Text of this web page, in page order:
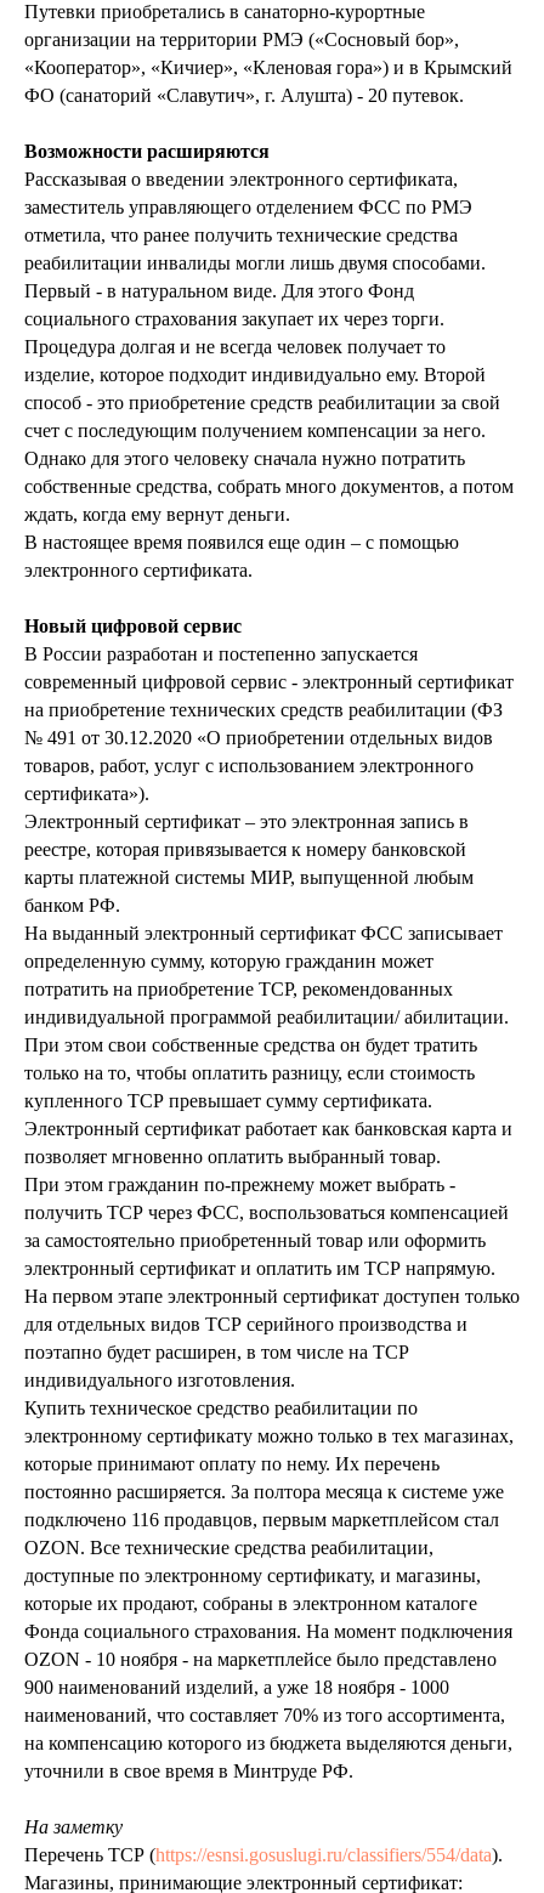
Путевки приобретались в санаторно-курортные
организации на территории РМЭ («Сосновый бор»,
«Кооператор», «Кичиер», «Кленовая гора») и в Крымский
ФО (санаторий «Славутич», г. Алушта) - 20 путевок.
Возможности расширяются
Рассказывая о введении электронного сертификата,
заместитель управляющего отделением ФСС по РМЭ
отметила, что ранее получить технические средства
реабилитации инвалиды могли лишь двумя способами.
Первый - в натуральном виде. Для этого Фонд
социального страхования закупает их через торги.
Процедура долгая и не всегда человек получает то
изделие, которое подходит индивидуально ему. Второй
способ - это приобретение средств реабилитации за свой
счет с последующим получением компенсации за него.
Однако для этого человеку сначала нужно потратить
собственные средства, собрать много документов, а потом
ждать, когда ему вернут деньги.
В настоящее время появился еще один – с помощью
электронного сертификата.
Новый цифровой сервис
В России разработан и постепенно запускается
современный цифровой сервис - электронный сертификат
на приобретение технических средств реабилитации (ФЗ
№ 491 от 30.12.2020 «О приобретении отдельных видов
товаров, работ, услуг с использованием электронного
сертификата»).
Электронный сертификат – это электронная запись в
реестре, которая привязывается к номеру банковской
карты платежной системы МИР, выпущенной любым
банком РФ.
На выданный электронный сертификат ФСС записывает
определенную сумму, которую гражданин может
потратить на приобретение ТСР, рекомендованных
индивидуальной программой реабилитации/ абилитации.
При этом свои собственные средства он будет тратить
только на то, чтобы оплатить разницу, если стоимость
купленного ТСР превышает сумму сертификата.
Электронный сертификат работает как банковская карта и
позволяет мгновенно оплатить выбранный товар.
При этом гражданин по-прежнему может выбрать -
получить ТСР через ФСС, воспользоваться компенсацией
за самостоятельно приобретенный товар или оформить
электронный сертификат и оплатить им ТСР напрямую.
На первом этапе электронный сертификат доступен только
для отдельных видов ТСР серийного производства и
поэтапно будет расширен, в том числе на ТСР
индивидуального изготовления.
Купить техническое средство реабилитации по
электронному сертификату можно только в тех магазинах,
которые принимают оплату по нему. Их перечень
постоянно расширяется. За полтора месяца к системе уже
подключено 116 продавцов, первым маркетплейсом стал
OZON. Все технические средства реабилитации,
доступные по электронному сертификату, и магазины,
которые их продают, собраны в электронном каталоге
Фонда социального страхования. На момент подключения
OZON - 10 ноября - на маркетплейсе было представлено
900 наименований изделий, а уже 18 ноября - 1000
наименований, что составляет 70% из того ассортимента,
на компенсацию которого из бюджета выделяются деньги,
уточнили в свое время в Минтруде РФ.
На заметку
Перечень ТСР (https://esnsi.gosuslugi.ru/classifiers/554/data).
Магазины, принимающие электронный сертификат: